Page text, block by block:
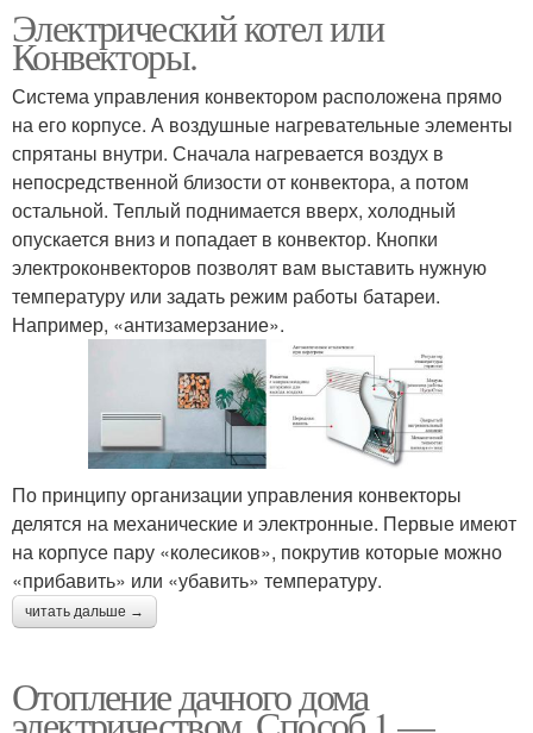
Электрический котел или
Конвекторы.
Система управления конвектором расположена прямо
на его корпусе. А воздушные нагревательные элементы
спрятаны внутри. Сначала нагревается воздух в
непосредственной близости от конвектора, а потом
остальной. Теплый поднимается вверх, холодный
опускается вниз и попадает в конвектор. Кнопки
электроконвекторов позволят вам выставить нужную
температуру или задать режим работы батареи.
Например, «антизамерзание».
По принципу организации управления конвекторы
делятся на механические и электронные. Первые имеют
на корпусе пару «колесиков», покрутив которые можно
«прибавить» или «убавить» температуру.
читать дальше →
Отопление дачного дома